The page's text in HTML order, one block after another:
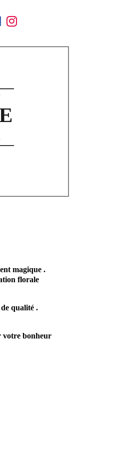
magique .
florale
qualité .
votre bonheur